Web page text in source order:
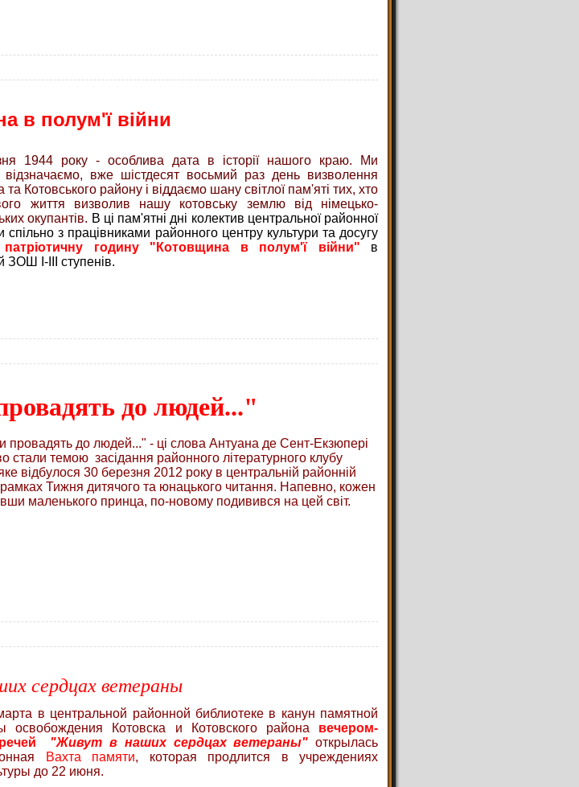
в полум'ї війни
1944 року - особлива дата в історії нашого краю. Ми
відзначаємо, вже шістдесят восьмий раз день визволення
та Котовського району і віддаємо шану світлої пам'яті тих, хто
життя визволив нашу котовську землю від німецько-
окупантів. В ці пам'ятні дні колектив центральної районної
спільно з працівниками районного центру культури та досугу
патріотичну годину "Котовщина в полум'ї війни" в
ЗОШ I-III ступенів.
до людей..."
провадять до людей..." - ці слова Антуана де Сент-Екзюпері
стали темою засідання районного літературного клубу
відбулося 30 березня 2012 року в центральній районній
рамках Тижня дитячого та юнацького читання. Напевно, кожен
маленького принца, по-новому подивився на цей світ.
сердцах ветераны
в центральной районной библиотеке в канун памятной
освобождения Котовска и Котовского района вечером-
"Живут в наших сердцах ветераны" открылась
Вахта памяти, которая продлится в учреждениях
до 22 июня.